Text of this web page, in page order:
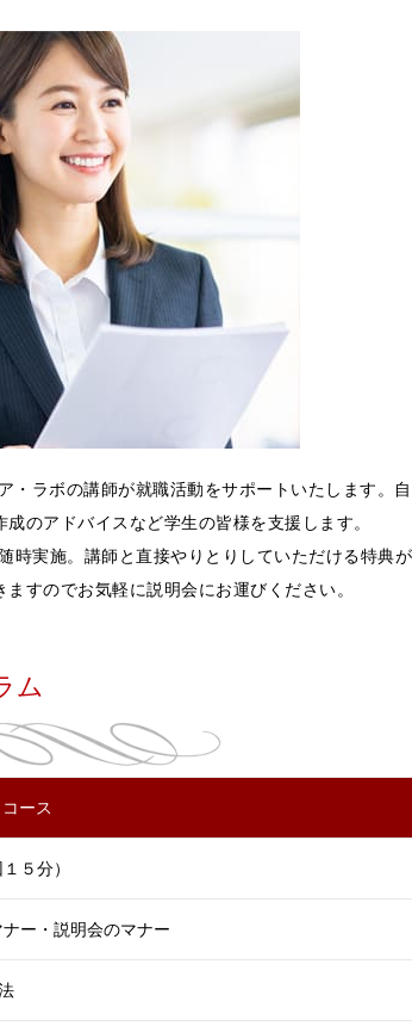
・ラボの講師が就職活動をサポートいたします。
のアドバイスなど学生の皆様を支援します。
時実施。講師と直接やりとりしていただける特典
すのでお気軽に説明会にお運びください。
ム
ース
５分）
ー・説明会のマナー